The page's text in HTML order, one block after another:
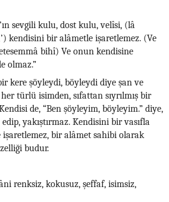
sevgili kulu, dost kulu, velîsi, (lâ
kendisini bir alâmetle işaretlemez. (Ve
bihî) Ve onun kendisine
olmaz.”
kere şöyleydi, böyleydi diye şan ve
türlü isimden, sıfattan sıyrılmış bir
de, “Ben şöyleyim, böyleyim.” diye,
yakıştırmaz. Kendisini bir vasıfla
bir alâmet sahibi olarak
budur.
renksiz, kokusuz, şeffaf, isimsiz,